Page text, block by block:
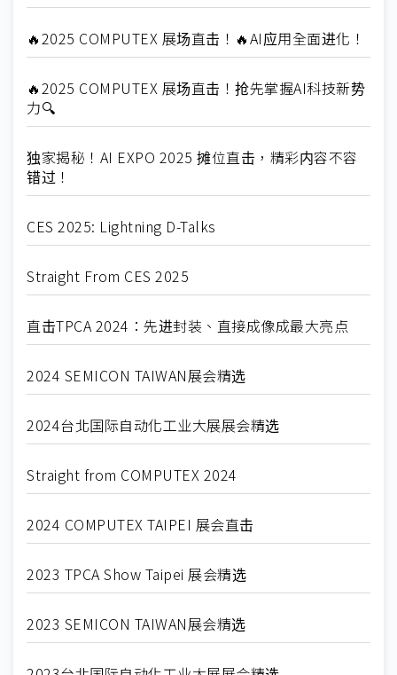
🔥2025 COMPUTEX 展场直击！🔥AI应用全面进化！
🔥2025 COMPUTEX 展场直击！抢先掌握AI科技新势
力🔍
独家揭秘！AI EXPO 2025 摊位直击，精彩内容不容
错过！
CES 2025: Lightning D-Talks
Straight From CES 2025
直击TPCA 2024：先进封装、直接成像成最大亮点
2024 SEMICON TAIWAN展会精选
2024台北国际自动化工业大展展会精选
Straight from COMPUTEX 2024
2024 COMPUTEX TAIPEI 展会直击
2023 TPCA Show Taipei 展会精选
2023 SEMICON TAIWAN展会精选